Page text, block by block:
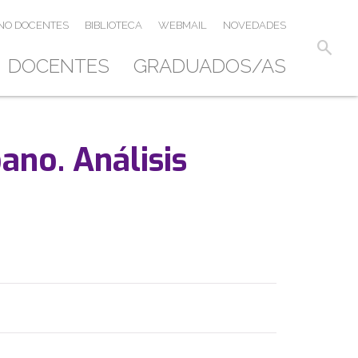
search
DOCENTES GRADUADOS/AS
DOCENTES BIBLIOTECA WEBMAIL NOVEDADES
Análisis